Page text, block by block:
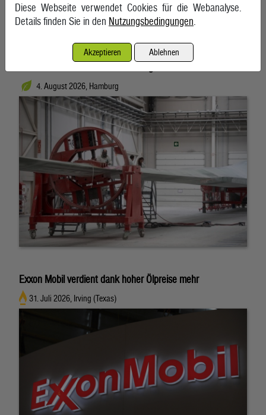
4. August 2026, Hamburg
Exxon Mobil verdient dank hoher Ölpreise mehr
31. Juli 2026, Irving (Texas)
Diese Webseite verwendet Cookies für die Webanalyse.
Details finden Sie in den Nutzungsbedingungen
Akzeptieren Ablehnen